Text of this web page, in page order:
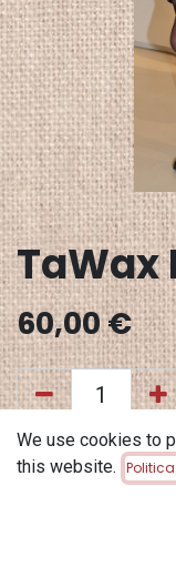
TaWax
60,00€
Aggiungi alla
We use cookies to
this website.